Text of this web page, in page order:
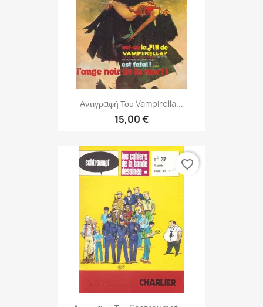
Αντιγραφή Του Vampirella...
15,00 €
favorite_border